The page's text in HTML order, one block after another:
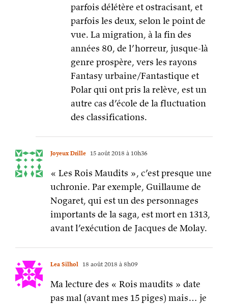
parfois délétère et ostracisant, et
parfois les deux, selon le point de
vue. La migration, à la fin des
années 80, de l’horreur, jusque-là
genre prospère, vers les rayons
Fantasy urbaine/Fantastique et
Polar qui ont pris la relève, est un
autre cas d’école de la fluctuation
des classifications.
Joyeux Drille 15 août 2018 à 10h36
« Les Rois Maudits », c’est presque une
uchronie. Par exemple, Guillaume de
Nogaret, qui est un des personnages
importants de la saga, est mort en 1313,
avant l’exécution de Jacques de Molay.
Lea Silhol 18 août 2018 à 8h09
Ma lecture des « Rois maudits » date
pas mal (avant mes 15 piges) mais… je